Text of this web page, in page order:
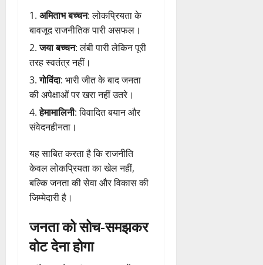
अमिताभ बच्चन: लोकप्रियता के
बावजूद राजनीतिक पारी असफल।
जया बच्चन: लंबी पारी लेकिन पूरी
तरह स्वतंत्र नहीं।
गोविंदा: भारी जीत के बाद जनता
की अपेक्षाओं पर खरा नहीं उतरे।
हेमामालिनी: विवादित बयान और
संवेदनहीनता।
यह साबित करता है कि राजनीति
केवल लोकप्रियता का खेल नहीं,
बल्कि जनता की सेवा और विकास की
जिम्मेदारी है।
जनता को सोच-समझकर
वोट देना होगा